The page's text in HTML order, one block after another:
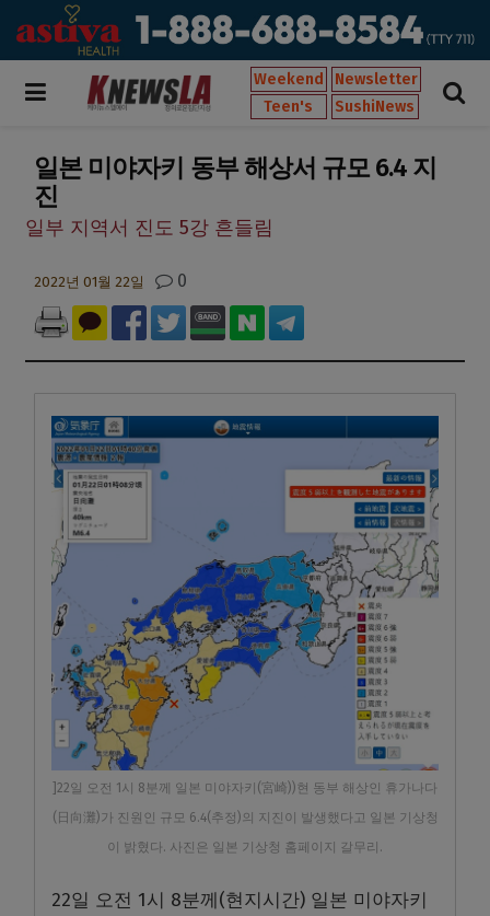
Weekend
Newsletter
Teen's
SushiNews
일본 미야자키 동부 해상서 규모 6.4 지
진
일부 지역서 진도 5강 흔들림
2022년 01월 22일 0
]22일 오전 1시 8분께 일본 미야자키(宮崎))현 동부 해상인 휴가나다
(日向灘)가 진원인 규모 6.4(추정)의 지진이 발생했다고 일본 기상청
이 밝혔다. 사진은 일본 기상청 홈페이지 갈무리.
22일 오전 1시 8분께(현지시간) 일본 미야자키